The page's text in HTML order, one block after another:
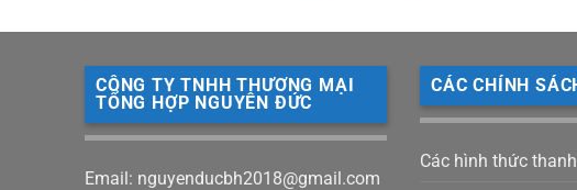
CÔNG TY TNHH THƯƠNG MẠI
TỔNG HỢP NGUYÊN ĐỨC
Email: nguyenducbh2018@gmail.com
CÁC CHÍNH
Các hình thức